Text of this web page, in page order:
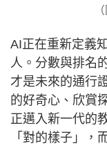
AI正在重新定義
人。分數與排名
才是未來的通行
的好奇心、欣賞
正邁入新一代的
「對的樣子」，